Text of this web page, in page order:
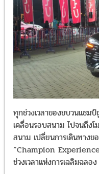
ทุกช่วงเวลาของขบวนแชม
เคลื่อนรอบสนาม ไปจนถึง
สนาม เปลี่ยนการเดินทางข
“Champion
ช่วงเวลาแห่งการเฉลิมฉลอง